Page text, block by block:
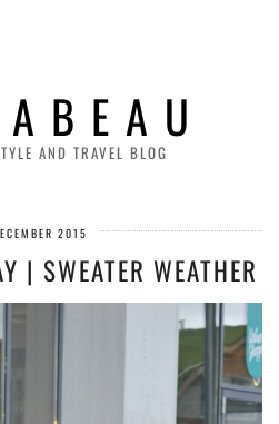
B E A U
AND TRAVEL BLOG
2015
| SWEATER WEATHER